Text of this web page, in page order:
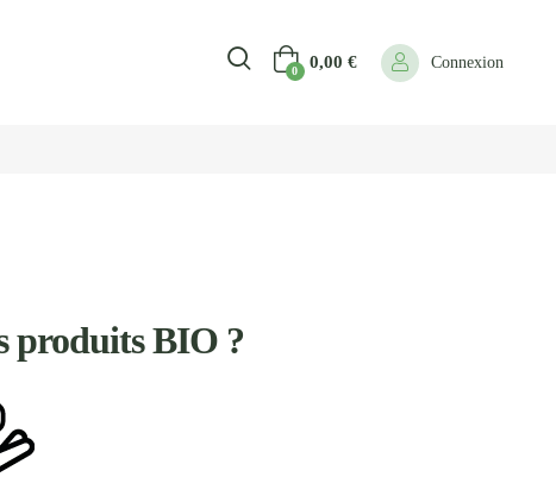
0 0,00 € Connexion
produits BIO ?